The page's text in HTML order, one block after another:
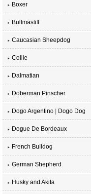
Boxer
Bullmastiff
Caucasian Sheepdog
Collie
Dalmatian
Doberman Pinscher
Dogo Argentino | Dogo Dog
Dogue De Bordeaux
French Bulldog
German Shepherd
Husky and Akita